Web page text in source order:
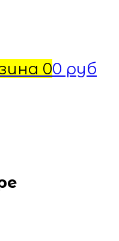
00 руб